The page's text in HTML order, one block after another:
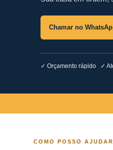
Chamar no
✓ Orçamento rápido ✓
COMO POSSO AJUDAR